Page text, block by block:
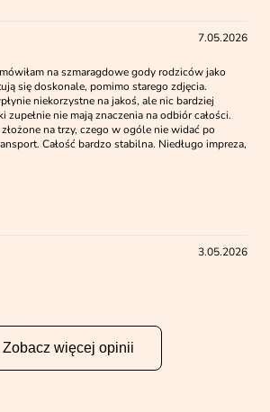
7.05.2026
na szmaragdowe gody rodziców jako
się doskonale, pomimo starego zdjęcia.
niekorzystne na jakoś, ale nic bardziej
zupełnie nie mają znaczenia na odbiór całości.
na trzy, czego w ogóle nie widać po
Całość bardzo stabilna. Niedługo impreza,
3.05.2026
Zobacz więcej opinii